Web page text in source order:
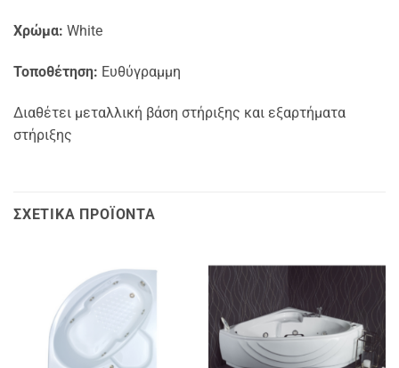
Χρώμα: White
Τοποθέτηση: Ευθύγραμμη
Διαθέτει μεταλλική βάση στήριξης και εξαρτήματα
στήριξης
ΣΧΕΤΙΚΆ ΠΡΟΪΌΝΤΑ